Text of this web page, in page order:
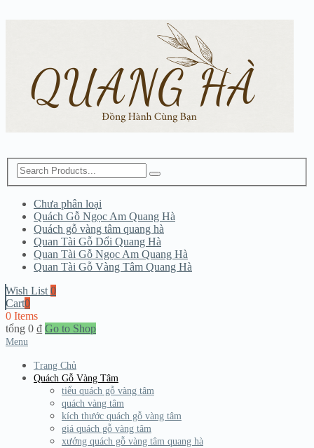
Chưa phân loại
Quách Gỗ Ngọc Am Quang Hà
Quách gỗ vàng tâm quang hà
Quan Tài Gỗ Dổi Quang Hà
Quan Tài Gỗ Ngọc Am Quang Hà
Quan Tài Gỗ Vàng Tâm Quang Hà
Wish List 0
Cart0
0 Items
tổng 0 ₫ Go to Shop
Menu
Trang Chủ
Quách Gỗ Vàng Tâm
tiểu quách gỗ vàng tâm
quách vàng tâm
kích thước quách gỗ vàng tâm
giá quách gỗ vàng tâm
xưởng quách gỗ vàng tâm quang hà